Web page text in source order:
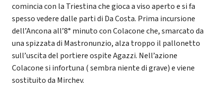
comincia con la Triestina che gioca a viso aperto e si fa
spesso vedere dalle parti di Da Costa. Prima incursione
dell’Ancona all’8° minuto con Colacone che, smarcato da
una spizzata di Mastronunzio, alza troppo il pallonetto
sull’uscita del portiere ospite Agazzi. Nell’azione
Colacone si infortuna ( sembra niente di grave) e viene
sostituito da Mirchev.